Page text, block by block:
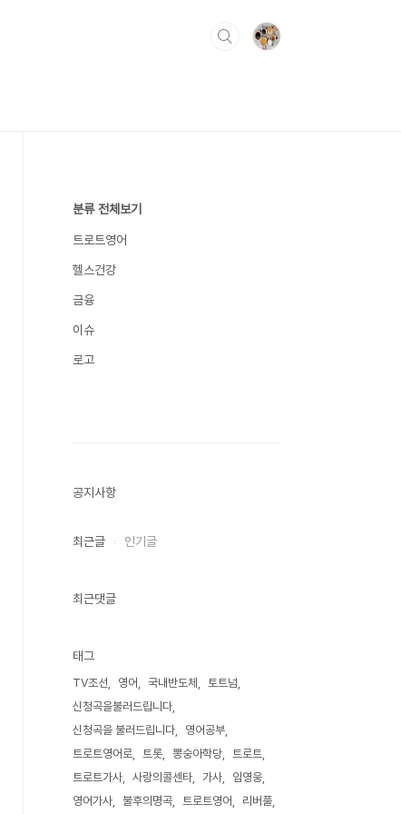
분류 전체보기
트로트영어
헬스건강
금융
이슈
로고
공지사항
최근글 인기글
최근댓글
태그
TV조선 영어 국내반도체
토트넘
신청곡을불러드립니다
신청곡을 불러드립니다
영어공부
트로트영어로
트롯 뽕숭아학당
트로트
트로트가사
사랑의콜센타 가사
임영웅
영어가사
불후의명곡 트로트영어 리버풀